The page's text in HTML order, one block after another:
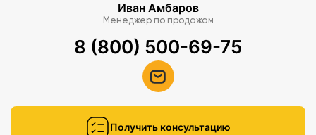
Иван Амбаров
Менеджер по продажам
8 (800) 500-69-75
Получить консультацию